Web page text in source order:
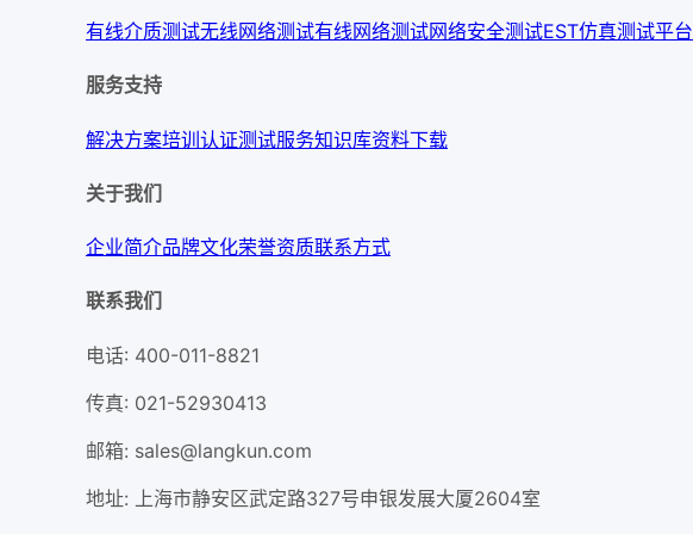
有线介质测试无线网络测试有线网络测试网络安全测试EST仿真测试平台
服务支持
解决方案培训认证测试服务知识库资料下载
关于我们
企业简介品牌文化荣誉资质联系方式
联系我们
电话: 400-011-8821
传真: 021-52930413
邮箱: sales@langkun.com
地址:
上海市静安区武定路327号申银发展大厦2604室